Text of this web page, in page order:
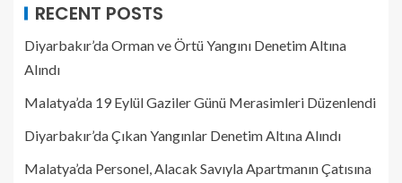
RECENT POSTS
Diyarbakır’da Orman ve Örtü Yangını Denetim Altına
Alındı
Malatya’da 19 Eylül Gaziler Günü Merasimleri Düzenlendi
Diyarbakır’da Çıkan Yangınlar Denetim Altına Alındı
Malatya’da Personel, Alacak Savıyla Apartmanın Çatısına